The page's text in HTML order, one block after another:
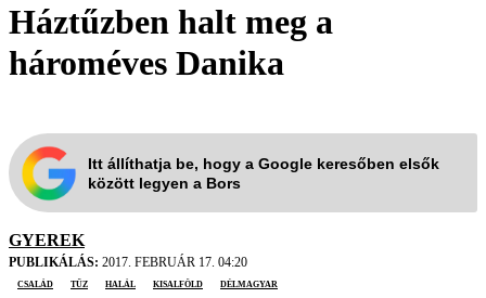
Háztűzben halt meg a
hároméves Danika
Itt állíthatja be, hogy a Google keresőben elsők
között legyen a Bors
GYEREK
PUBLIKÁLÁS: 2017. FEBRUÁR 17. 04:20
család
tűz halál Kisalföld Délmagyar